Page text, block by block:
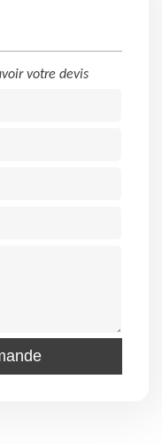
votre devis